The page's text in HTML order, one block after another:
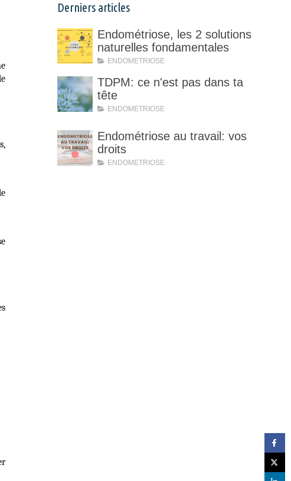
Derniers articles
Endométriose, les 2 solutions
naturelles fondamentales
ENDOMETRIOSE
TDPM: ce n'est pas dans ta
tête
ENDOMETRIOSE
Endométriose au travail: vos
droits
ENDOMETRIOSE